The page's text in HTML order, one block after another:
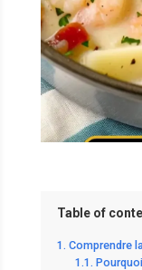
Table of
Comprendre